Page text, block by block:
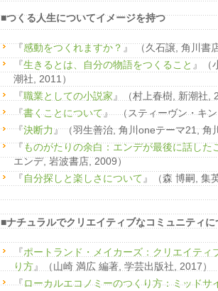
■つくる人生についてイメージを持つ
『感動をつくれますか？』 （久石譲, 角川書
『生きるとは、自分の物語をつくること 』（
潮社, 2011）
『職業としての小説家』（村上春樹, 新潮社,
『書くことについて』 （スティーヴン・キ
『決断力』（羽生善治, 角川oneテーマ21, 角
『ものがたりの余白：エンデが最後に話した
エンデ, 岩波書店, 2009）
『自分探しと楽しさについて 』（森 博嗣, 集
■ナチュラルでクリエイティブなコミュニティ
『ポートランド・メイカーズ：クリエイティ
り方』（山崎 満広 編著, 学芸出版社, 2017）
『ローカルエコノミーのつくり方：ミッドサ